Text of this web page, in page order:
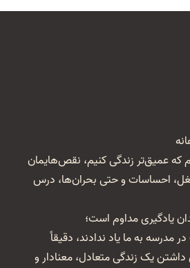
که عمیق‌تر زندگی کنیم، نقص‌هایمان
شغل‌، احساسات و حتی بحران‌ها، درس
یادگیری مداوم است؛
به ما یاد ندادند، دقیقاً
یک زندگی متعادل، معنا‌دار و